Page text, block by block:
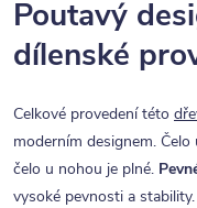
Poutavý
dílenské
Celkové provedení této
moderním designem.
čelo u nohou je plné.
vysoké pevnosti a